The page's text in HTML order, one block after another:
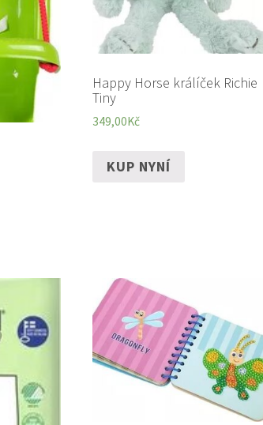
Happy Horse králíček Richie
Tiny
349,00Kč
KUP NYNÍ